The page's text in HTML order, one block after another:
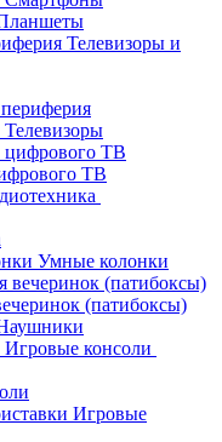
Телевизоры и
Телевизоры
ТВ
Умные колонки
(патибоксы)
Игровые консоли
Игровые